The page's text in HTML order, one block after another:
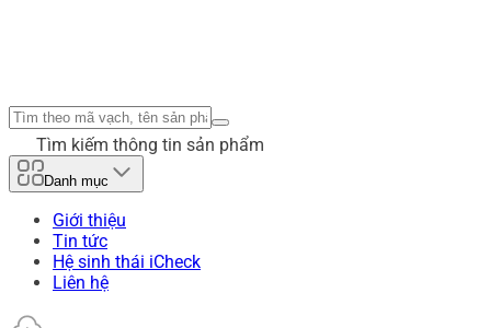
Tìm kiếm thông tin sản phẩm
Danh mục
Giới thiệu
Tin tức
Hệ sinh thái iCheck
Liên hệ